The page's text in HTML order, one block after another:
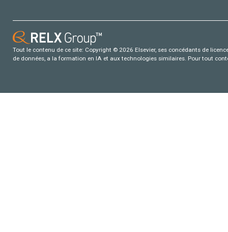
Tout le contenu de ce site: Copyright © 2026 Elsevier, ses concédants de
de données, a la formation en IA et aux technologies similaires. Pour tout